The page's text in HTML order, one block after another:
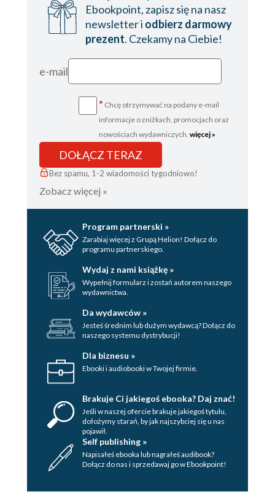
Multiple Bounds
Bridge Methods
Covariant Overriding
Conclusion
4. Declarations
Constructors
Static Members
Nested Classes
How Erasure Works
Conclusion
5. Reifiable and Nonreifiable Types
Reifiable Types
Exception Handling
Generics and Arrays
Generic Array Creation
The Principle of Truth in Advertising
How to Create Arrays
A Classy Alternative
How to Define ArrayList
The Principle of Indecent Exposure
Array Creation and Varargs
On the Design of Java Generics
Erasure
Unbounded Wildcards
Arrays
Arrays::copyOf
Conclusion
6. Reflection
Ebookpoint, zapisz się na nasz
newsletter i odbierz darmowy
prezent. Czekamy na Ciebie!
e-mail
* Chcę otrzymywać na podany e-mail
informacje o zniżkach, promocjach oraz
nowościach wydawniczych. więcej »
DOŁĄCZ TERAZ
Bez spamu, 1-2 wiadomości tygodniowo!
Zobacz więcej »
Program partnerski »
Zarabiaj więcej z Grupą Helion! Dołącz do
programu partnerskiego.
Wydaj z nami książkę »
Wypełnij formularz i zostań autorem naszego
wydawnictwa.
Da wydawców »
Jesteś średnim lub dużym wydawcą? Dołącz do
naszego systemu dystrybucji!
Dla biznesu »
Ebooki i audiobooki w Twojej firmie.
Brakuje Ci jakiegoś ebooka? Daj znać!
Jeśli w naszej ofercie brakuje jakiegoś tytulu,
dołożymy starań, by jak najszybciej się u nas
pojawił.
Self publishing »
Napisałeś ebooka lub nagrałeś audibook?
Dołącz do nas i sprzedawaj go w Ebookpoint!